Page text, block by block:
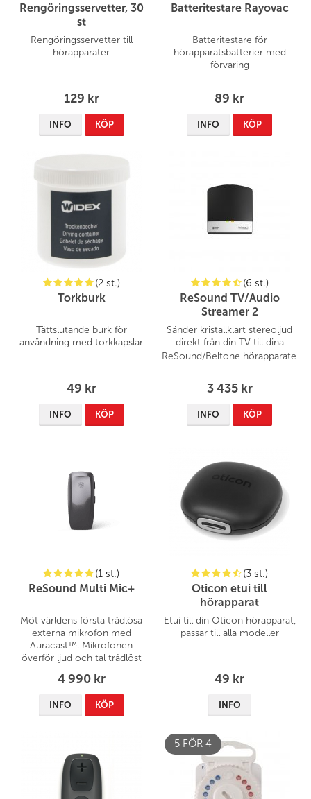
Rengöringsservetter, 30
st
Rengöringsservetter till
hörapparater
129 kr
INFO KÖP
Batteritestare Rayovac
Batteritestare för
hörapparatsbatterier med
förvaring
89 kr
INFO KÖP
(2 st.)
Torkburk
Tättslutande burk för
användning med torkkapslar
49 kr
INFO KÖP
(6 st.)
ReSound TV/Audio
Streamer 2
Sänder kristallklart stereoljud
direkt från din TV till dina
ReSound/Beltone hörapparater
3 435 kr
INFO KÖP
(1 st.)
ReSound Multi Mic+
Möt världens första trådlösa
externa mikrofon med
Auracast™. Mikrofonen
överför ljud och tal trådlöst
och ger dig ett extra stöd i
situationer där det är svårt att
höra.
4 990 kr
INFO KÖP
(3 st.)
Oticon etui till
hörapparat
Etui till din Oticon hörapparat,
passar till alla modeller
49 kr
INFO
5 FÖR 4